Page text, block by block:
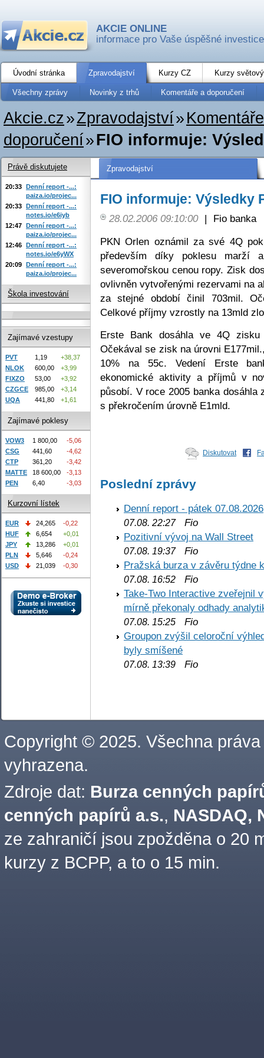
AKCIE ONLINE
informace pro Vaše úspěšné investice
Úvodní stránka Zpravodajství Kurzy CZ Kurzy
Všechny zprávy Novinky z trhů Komentáře a doporučení
Akcie.cz»Zpravodajství»
doporučení»FIO informuje:
Zpravodajství
FIO informuje: Výsledky
28.02.2006 09:10:00 |
Fio banka
PKN Orlen oznámil za své 4Q
především díky poklesu marží
severomořskou cenou ropy. Zisk
ovlivněn vytvořenými rezervami na
za stejné období činil 703mil.
Celkové příjmy vzrostly na 13mld
Erste Bank dosáhla ve 4Q zisku
Očekával se zisk na úrovni
10% na 55c. Vedení Erste
ekonomické aktivity a příjmů v
působí. V roce 2005 banka
s překročením úrovně E1mld.
Diskutovat
Poslední zprávy
Denní report - pátek 07.08.2026
07.08. 22:27Fio
Pozitivní vývoj na Wall Street
07.08. 19:37Fio
Pražská burza v závěru týdne
07.08. 16:52 Fio
Take-Two Interactive zveřejnil
mírně překonaly odhady
07.08. 15:25 Fio
Groupon zvýšil celoroční
byly smíšené
07.08. 13:39 Fio
Právě diskutujete
20:33 Denní report -...:
paiza.io/projec...
20:33 Denní report -...:
notes.io/e6iyb
12:47 Denní report -...:
paiza.io/projec...
12:46 Denní report -...:
notes.io/e6yWX
20:09 Denní report -...:
paiza.io/projec...
Škola investování
Zajímavé vzestupy
PVT 1,19
+38,37
NLOK
600,00
+3,99
FIXZO
53,00
+3,92
CZGCE
985,00
+3,14
UQA
441,80 +1,61
Zajímavé poklesy
VOW3 1 800,00
-5,06
CSG
441,60
-4,62
CTP
361,20
-3,42
MATTE
18 600,00
-3,13
PEN
6,40 -3,03
Kurzovní lístek
EUR 24,265
-0,22
HUF
6,654
+0,01
JPY
13,286
+0,01
PLN
5,646
-0,24
USD
21,039 -0,30
Copyright © 2025. Všechna práva
vyhrazena.
Zdroje dat: Burza cenných
cenných papírů a.s., NASDAQ,
ze zahraničí jsou zpožděna o 20
kurzy z BCPP, a to o 15 min.